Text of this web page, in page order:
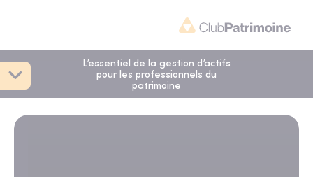
L’essentiel de la gestion d’actifs
pour les professionnels du
patrimoine